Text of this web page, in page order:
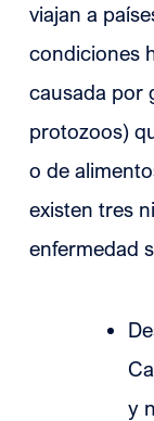
viajan a
condiciones
causada por
protozoos)
o de
existen tres
enfermedad
y